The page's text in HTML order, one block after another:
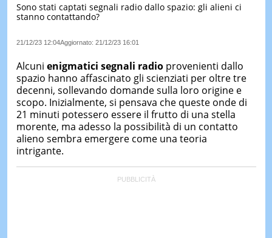
IERI
Sono stati captati segnali radio dallo spazio: gli alieni ci
stanno contattando?
21/12/23 12:04Aggiornato: 21/12/23 16:01
Alcuni enigmatici segnali radioprovenienti dallo
spazio hanno affascinato gli scienziati per oltre tre
decenni, sollevando domande sulla loro origine e
scopo. Inizialmente, si pensava che queste onde di
21 minuti potessero essere il frutto di una stella
morente, ma adesso la possibilità di un contatto
alieno sembra emergere come una teoria
intrigante.